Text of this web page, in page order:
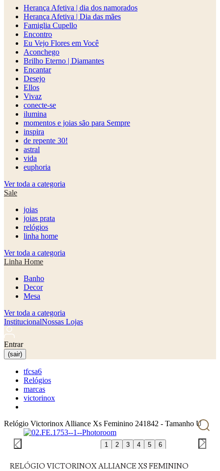
Herança Afetiva | dia dos namorados
Herança Afetiva | Dia das mães
Famiglia Cupello
Encontro
Eu Vejo Flores em Você
Aconchego
Brilho Eterno | Diamantes
Encantar
Desejo
Ellos
Vivaz
conecte-se
ilumina
momentos e joias são para Sempre
inspira
de repente 30!
astral
vida
euphoria
Ver toda a categoria
Sale
joias
joias prata
relógios
linha home
Ver toda a categoria
Linha Home
Banho
Decor
Mesa
Ver toda a categoria
InstitucionalNossas Lojas
Entrar
(sair)
tfcsa6
Relógios
marcas
victorinox
Relógio Victorinox Alliance Xs Feminino 241842 - Tamanho U
1 2 3 4 5 6
RELÓGIO VICTORINOX ALLIANCE XS FEMININO